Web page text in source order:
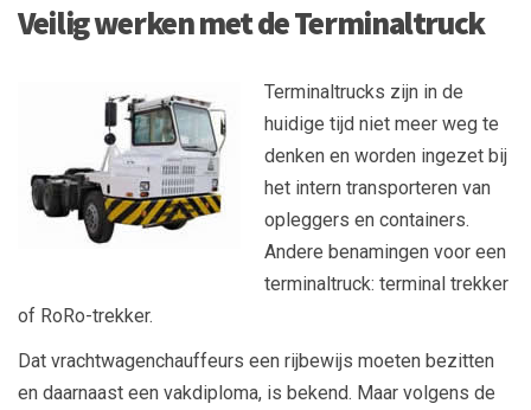
Veilig werken met de Terminaltruck
Terminaltrucks zijn in de
huidige tijd niet meer weg te
denken en worden ingezet bij
het intern transporteren van
opleggers en containers.
Andere benamingen voor een
terminaltruck: terminal trekker
of RoRo-trekker.
Dat vrachtwagenchauffeurs een rijbewijs moeten bezitten
en daarnaast een vakdiploma, is bekend. Maar volgens de